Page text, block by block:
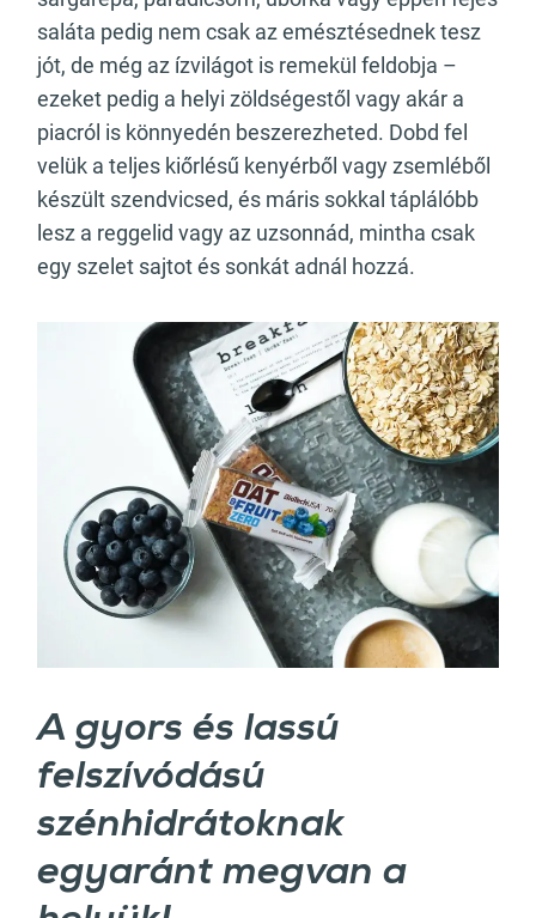
saláta pedig nem csak az emésztésednek tesz
jót, de még az ízvilágot is remekül feldobja –
ezeket pedig a helyi zöldségestől vagy akár a
piacról is könnyedén beszerezheted. Dobd fel
velük a teljes kiőrlésű kenyérből vagy zsemléből
készült szendvicsed, és máris sokkal táplálóbb
lesz a reggelid vagy az uzsonnád, mintha csak
egy szelet sajtot és sonkát adnál hozzá.
A gyors és lassú
felszívódású
szénhidrátoknak
egyaránt megvan a